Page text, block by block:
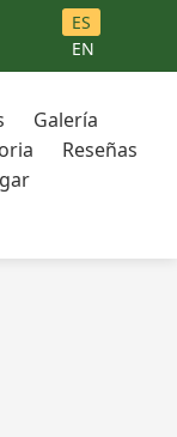
ES
EN
Galería
Reseñas